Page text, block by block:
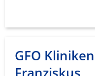
GFO